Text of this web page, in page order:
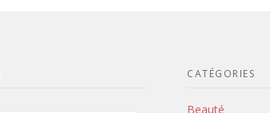
CATÉGORIES
Beauté